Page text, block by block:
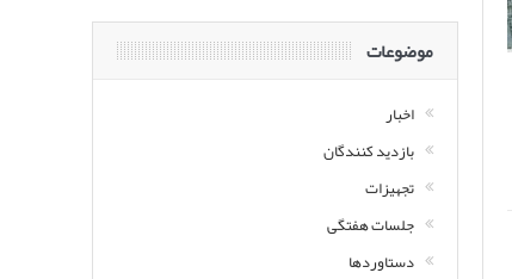
موضوعات
اخبار
بازدید کنندگان
تجهیزات
جلسات هفتگی
دستاوردها